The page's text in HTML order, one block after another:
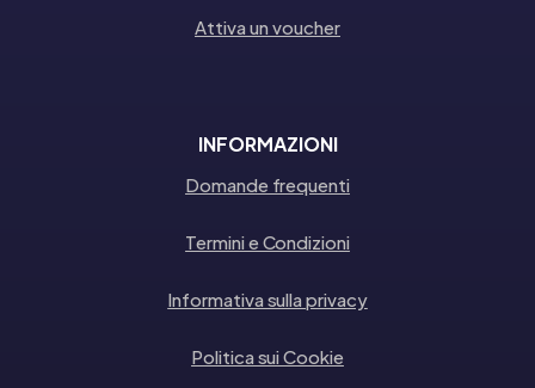
Attiva un voucher
INFORMAZIONI
Domande frequenti
Termini e Condizioni
Informativa sulla privacy
Politica sui Cookie